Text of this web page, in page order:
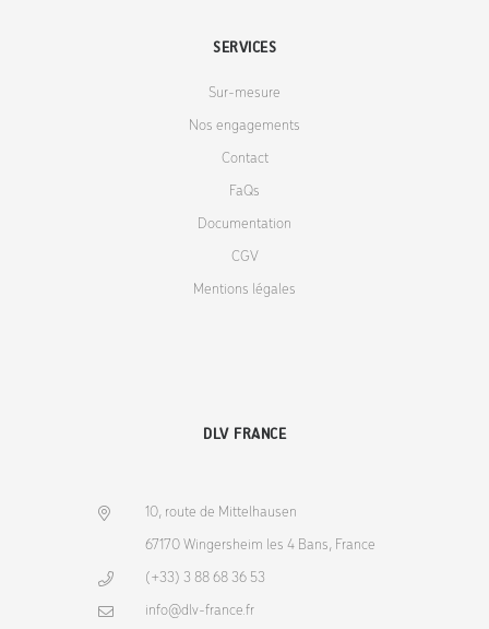
SERVICES
Sur-mesure
Nos engagements
Contact
FaQs
Documentation
CGV
Mentions légales
DLV FRANCE
10, route de Mittelhausen
67170 Wingersheim les 4 Bans, France
(+33) 3 88 68 36 53
info@dlv-france.fr